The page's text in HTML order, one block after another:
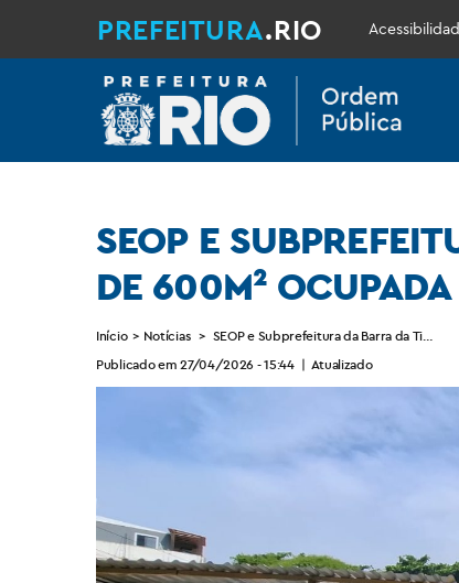
PREFEITURA.RIO
SEOP E
DE 600M²
Início > Notícias > SEOP e Subprefeitura da Barra da
Publicado em 27/04/2026 - 15:44 | Atualizado